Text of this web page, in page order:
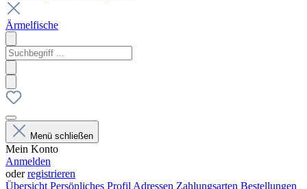
Ärmelfische
Menü schließen
Mein Konto
Anmelden
oderregistrieren
Übersicht Persönliches Profil Adressen Zahlungsarten Bestellungen